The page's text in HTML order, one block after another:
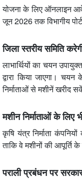
योजना के लिए ऑनलाइन
जून 2026 तक विभागीय
जिला स्तरीय समिति
लाभार्थियों का चयन
द्वारा किया जाएगा।
निर्माताओं से मशीनें खरीद
मशीन निर्माताओं के लिए
कृषि यंत्र निर्माता
ताकि वे मशीनों की आपूर्ति
पराली प्रबंधन पर